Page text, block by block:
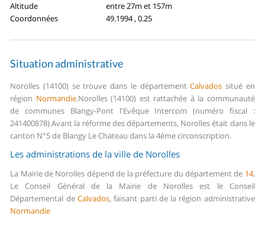
Altitude
entre 27m et 157m
Coordonnées
49.1994 , 0.25
Situation administrative
Norolles (14100) se trouve dans le départementCalvados situé en
région Normandie.Norolles (14100) est rattachée à la communauté
de communes Blangy-Pont l'Evêque Intercom (numéro fiscal :
241400878).Avant la réforme des départements, Norolles était dans le
canton N°5 de Blangy Le Chateau dans la 4ème circonscription.
Les administrations de la ville de Norolles
La Mairie de Norolles dépend de la préfecture du département de 14.
Le Conseil Général de la Mairie de Norolles est le Conseil
Départemental de Calvados, faisant parti de la région administrative
Normandie